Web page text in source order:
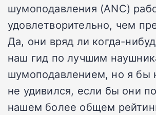
шумоподавления (ANC)
удовлетворительно, чем
Да, они вряд ли когда-
наш гид по лучшим
шумоподавлением, но я бы
не удивился, если бы они
нашем более общем